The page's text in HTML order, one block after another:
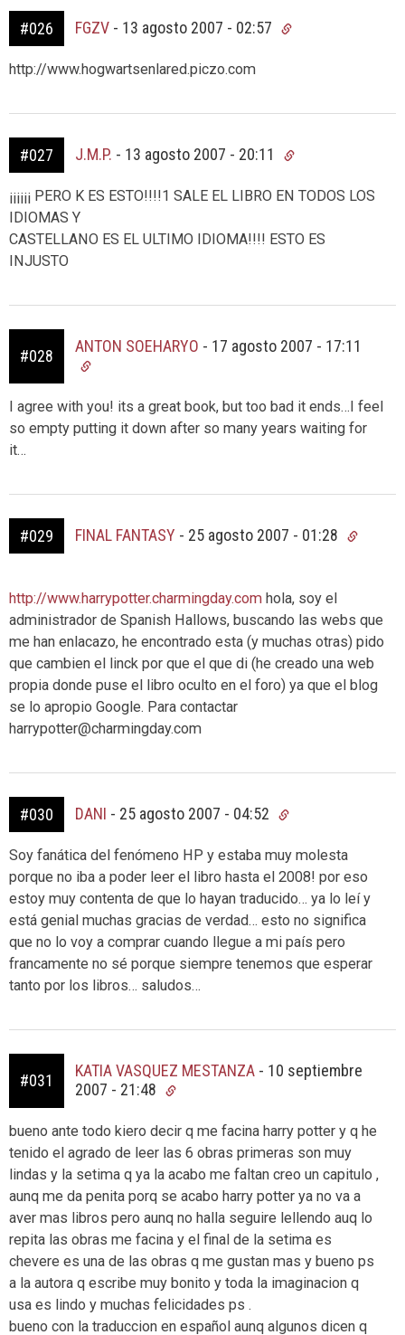
#026 FGZV - 13 agosto 2007 - 02:57
http://www.hogwartsenlared.piczo.com
#027 J.M.P. - 13 agosto 2007 - 20:11
¡¡¡¡¡¡ PERO K ES ESTO!!!!1 SALE EL LIBRO EN TODOS LOS
IDIOMAS Y
CASTELLANO ES EL ULTIMO IDIOMA!!!! ESTO ES
INJUSTO
#028
ANTON SOEHARYO - 17 agosto 2007 - 17:11
I agree with you! its a great book, but too bad it ends…I feel
so empty putting it down after so many years waiting for
it…
#029 FINAL FANTASY - 25 agosto 2007 - 01:28
http://www.harrypotter.charmingday.com hola, soy el
administrador de Spanish Hallows, buscando las webs que
me han enlacazo, he encontrado esta (y muchas otras) pido
que cambien el linck por que el que di (he creado una web
propia donde puse el libro oculto en el foro) ya que el blog
se lo apropio Google. Para contactar
harrypotter@charmingday.com
#030 DANI - 25 agosto 2007 - 04:52
Soy fanática del fenómeno HP y estaba muy molesta
porque no iba a poder leer el libro hasta el 2008! por eso
estoy muy contenta de que lo hayan traducido… ya lo leí y
está genial muchas gracias de verdad… esto no significa
que no lo voy a comprar cuando llegue a mi país pero
francamente no sé porque siempre tenemos que esperar
tanto por los libros… saludos…
#031
KATIA VASQUEZ MESTANZA - 10 septiembre
2007 - 21:48
bueno ante todo kiero decir q me facina harry potter y q he
tenido el agrado de leer las 6 obras primeras son muy
lindas y la setima q ya la acabo me faltan creo un capitulo ,
aunq me da penita porq se acabo harry potter ya no va a
aver mas libros pero aunq no halla seguire lellendo auq lo
repita las obras me facina y el final de la setima es
chevere es una de las obras q me gustan mas y bueno ps
a la autora q escribe muy bonito y toda la imaginacion q
usa es lindo y muchas felicidades ps .
bueno con la traduccion en español aunq algunos dicen q